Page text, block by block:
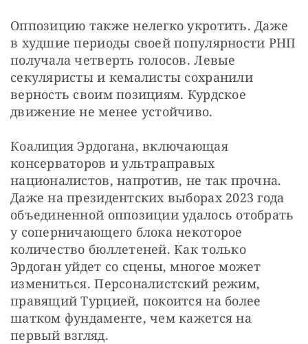
Оппозицию также нелегко укротить. Даже
в худшие периоды своей популярности РНП
получала четверть голосов. Левые
секуляристы и кемалисты сохранили
верность своим позициям. Курдское
движение не менее устойчиво.
Коалиция Эрдогана, включающая
консерваторов и ультраправых
националистов, напротив, не так прочна.
Даже на президентских выборах 2023 года
объединенной оппозиции удалось отобрать
у соперничающего блока некоторое
количество бюллетеней. Как только
Эрдоган уйдет со сцены, многое может
измениться. Персоналистский режим,
правящий Турцией, покоится на более
шатком фундаменте, чем кажется на
первый взгляд.